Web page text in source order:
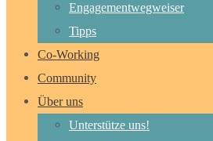
Engagementwegweiser
Tipps
Co-Working
Community
Über uns
Unterstütze uns!